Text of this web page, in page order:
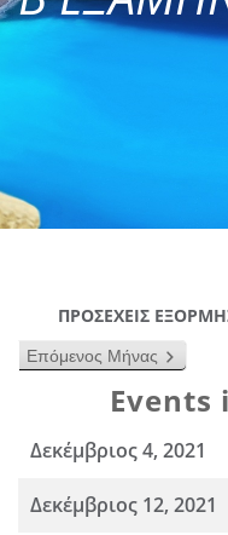
ΠΡΟΣΕΧΕΙΣ
Επόμενος Μήνας
Events
Δεκέμβριος 4, 2021
Δεκέμβριος 12, 2021